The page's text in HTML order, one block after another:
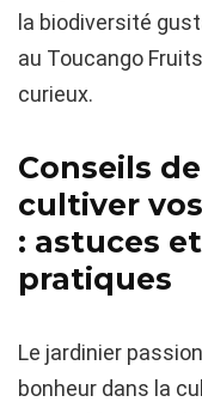
la biodiversité
au Toucango
curieux.
Conseils
cultiver
: astuces
pratiques
Le jardinier
bonheur dans la